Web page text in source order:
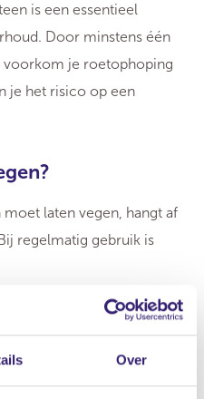
Over
is een essentieel
Door minstens één
voorkom je roetophoping
je het risico op een
laten vegen, hangt af
regelmatig gebruik is
van onderaf
voor de